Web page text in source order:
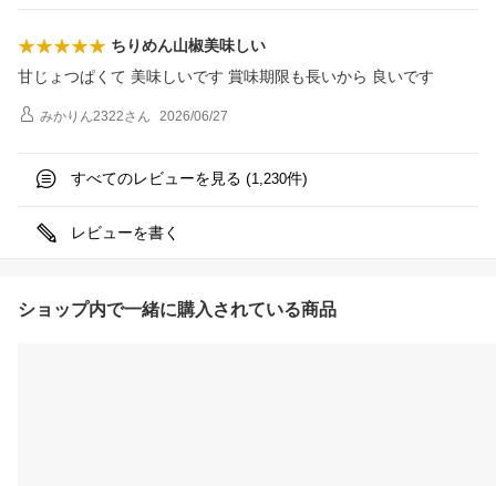
ちりめん山椒美味しい
甘じょつぱくて 美味しいです 賞味期限も長いから 良いです
みかりん2322さん 2026/06/27
すべてのレビューを見る (1,230件)
レビューを書く
ショップ内で一緒に購入されている商品